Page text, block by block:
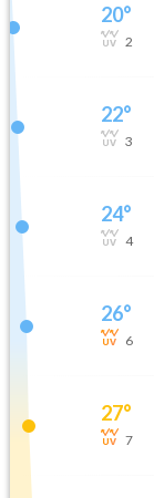
20°
2
22°
3
24°
4
26°
6
27°
7